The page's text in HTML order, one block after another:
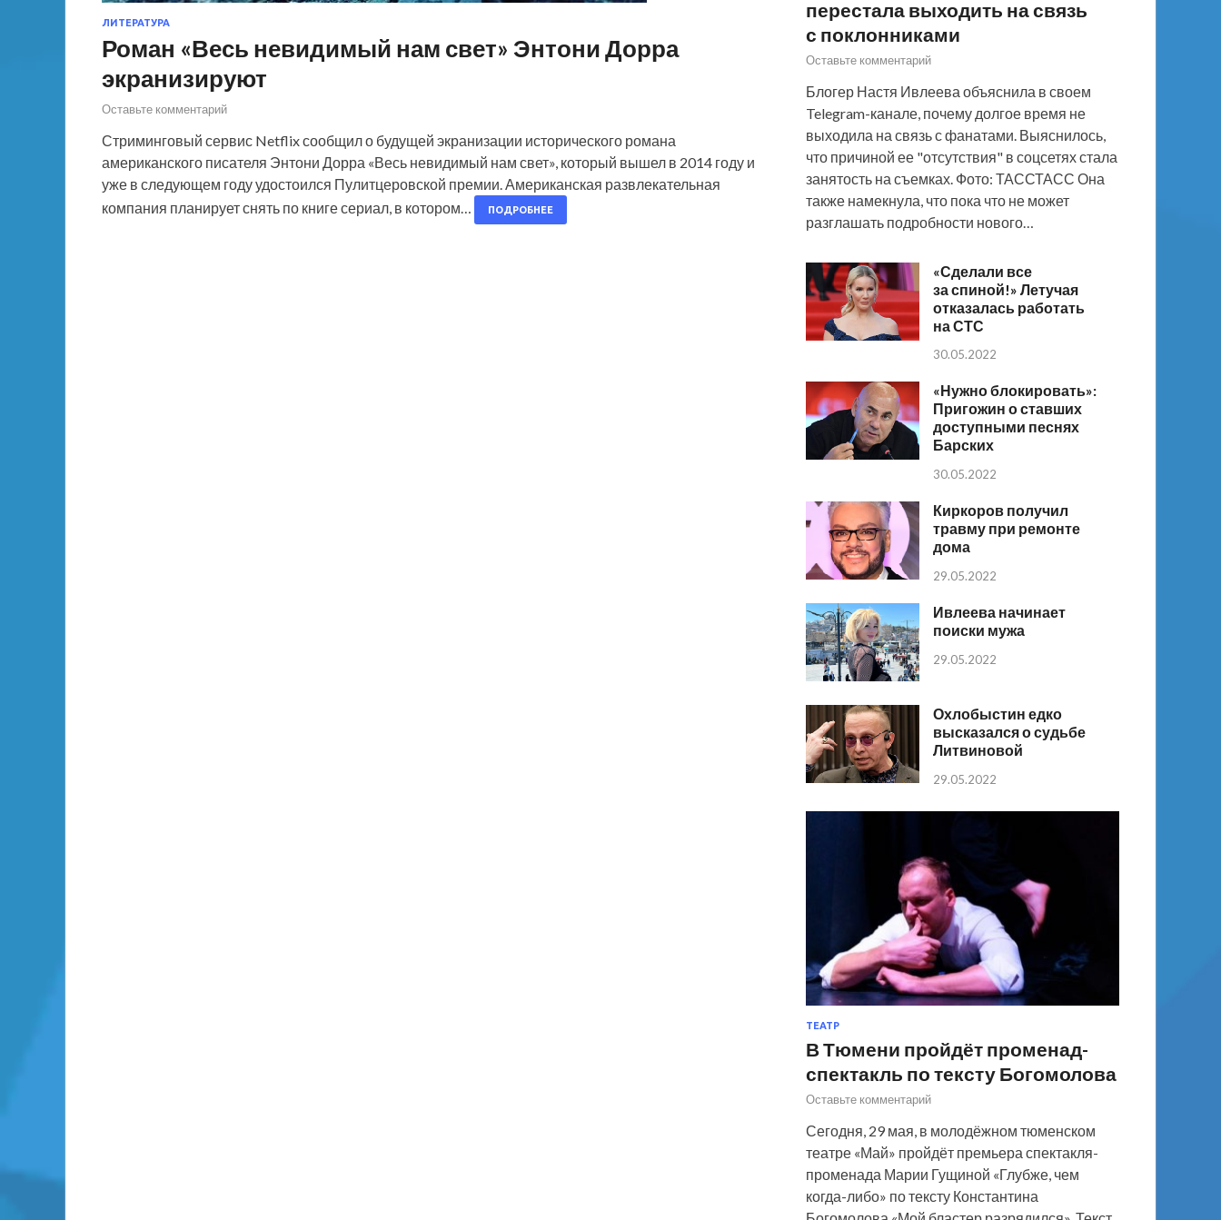
ЛИТЕРАТУРА
Роман «Весь невидимый нам свет» Энтони Дорра
экранизируют
Оставьте комментарий
Стриминговый сервис Netflix сообщил о будущей экранизации исторического романа
американского писателя Энтони Дорра «Весь невидимый нам свет», который вышел в 2014 году и
уже в следующем году удостоился Пулитцеровской премии. Американская развлекательная
компания планирует снять по книге сериал, в котором…
ПОДРОБНЕЕ
перестала выходить на связь
с поклонниками
Оставьте комментарий
Блогер Настя Ивлеева объяснила в своем
Telegram-канале, почему долгое время не
выходила на связь с фанатами. Выяснилось,
что причиной ее "отсутствия" в соцсетях стала
занятость на съемках. Фото: ТАССТАСС Она
также намекнула, что пока что не может
разглашать подробности нового…
«Сделали все
за спиной!» Летучая
отказалась работать
на СТС
30.05.2022
«Нужно блокировать»:
Пригожин о ставших
доступными песнях
Барских
30.05.2022
Киркоров получил
травму при ремонте
дома
29.05.2022
Ивлеева начинает
поиски мужа
29.05.2022
Охлобыстин едко
высказался о судьбе
Литвиновой
29.05.2022
ТЕАТР
В Тюмени пройдёт променад-
спектакль по тексту Богомолова
Оставьте комментарий
Сегодня, 29 мая, в молодёжном тюменском
театре «Май» пройдёт премьера спектакля-
променада Марии Гущиной «Глубже, чем
когда-либо» по тексту Константина